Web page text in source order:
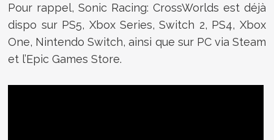
Pour rappel, Sonic Racing: CrossWorlds est déjà
dispo sur PS5, Xbox Series, Switch 2, PS4, Xbox
One, Nintendo Switch, ainsi que sur PC via Steam
et l’Epic Games Store.